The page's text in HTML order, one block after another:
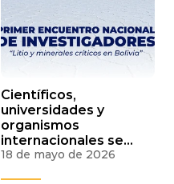
Científicos,
universidades y
organismos
internacionales se
reúnen en La Paz
18 de mayo de 2026